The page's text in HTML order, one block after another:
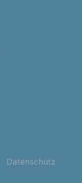
Datenschutz